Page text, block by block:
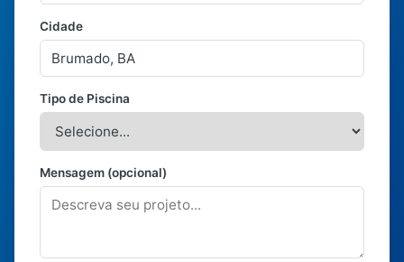
Cidade
Tipo de Piscina
Mensagem (opcional)